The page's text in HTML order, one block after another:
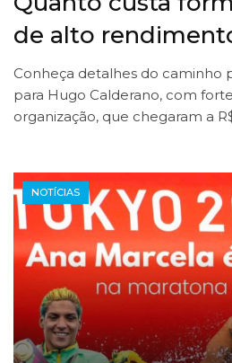
de alto
Conheça detalhes do caminho
para Hugo Calderano, com
organização, que chegaram a
NOTÍCIAS